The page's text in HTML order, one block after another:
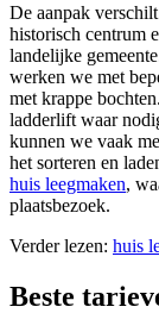
De aanpak
historisch centrum
landelijke
werken we met
met krappe
ladderlift waar
kunnen we vaak
het sorteren en
huis leegmaken,
plaatsbezoek.
Verder lezen: huis
Beste